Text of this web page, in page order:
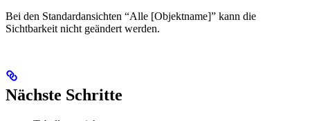
Bei den Standardansichten “Alle [Objektname]” kann die
Sichtbarkeit nicht geändert werden.
Nächste Schritte